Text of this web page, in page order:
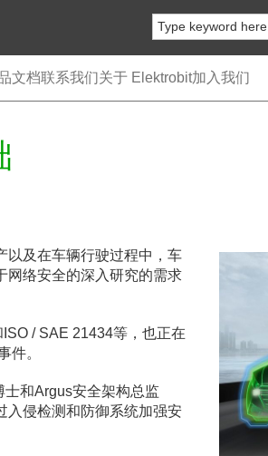
文档联系我们关于 Elektrobit加入我们
以及在车辆行驶过程中，车
网络安全的深入研究的需求
/ SAE 21434等，也正在
件。
和Argus安全架构总监
入侵检测和防御系统加强安